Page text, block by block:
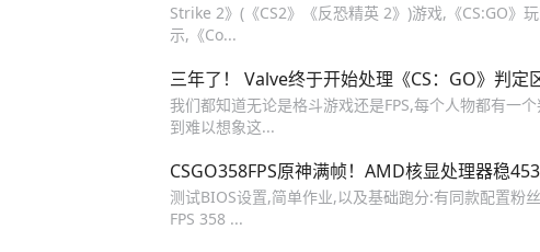
Strike 2》(《CS2》《反恐精英 2》)游戏,《CS:GO》
示,《Co...
三年了！ Valve终于开始处理《CS：GO》判定
我们都知道无论是格斗游戏还是FPS,每个人物都有一
到难以想象这...
CSGO358FPS原神满帧！AMD核显处理器稳
测试BIOS设置,简单作业,以及基础跑分:有同款配置粉
FPS 358 ...